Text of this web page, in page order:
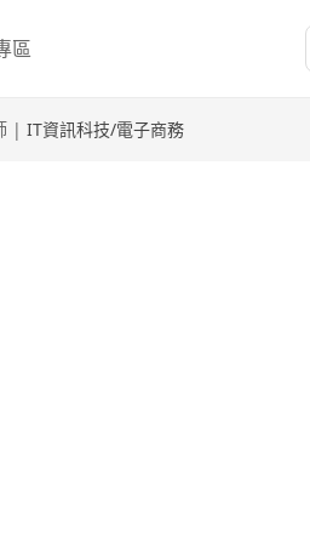
區
| IT資訊科技/電子商務